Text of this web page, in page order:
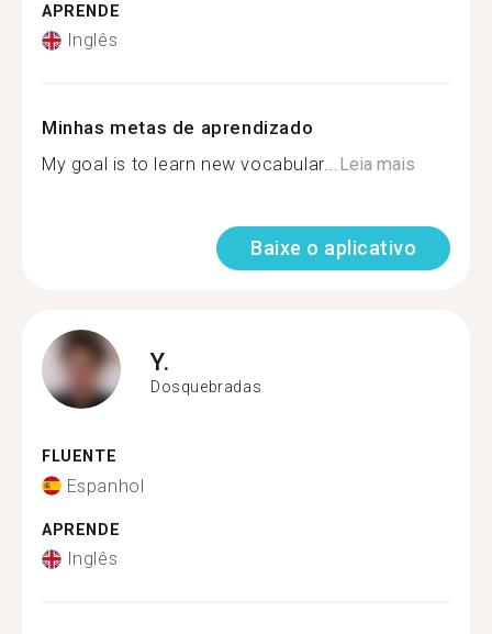
APRENDE
Inglês
Minhas metas de aprendizado
My goal is to learn new vocabular...Leia mais
Baixe o aplicativo
Y.
Dosquebradas
FLUENTE
Espanhol
APRENDE
Inglês